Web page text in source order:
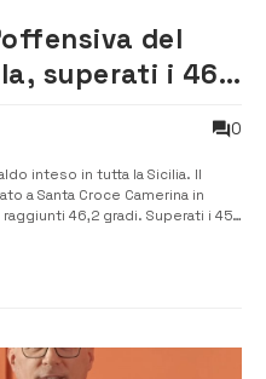
del
superati i 46
0
inteso in tutta la Sicilia. Il
a Santa Croce Camerina in
46,2 gradi. Superati i 45